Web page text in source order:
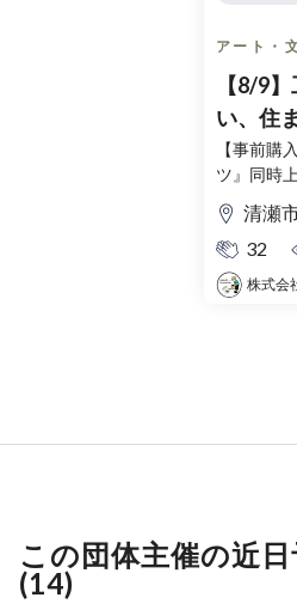
アート・
【8/9
い、住
【事前購
ツ』同時
清瀬市児童
32
株式会
この団体主催の近
(14)